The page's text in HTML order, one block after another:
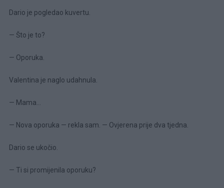
Dario je pogledao kuvertu.
— Što je to?
— Oporuka.
Valentina je naglo udahnula.
— Mama…
— Nova oporuka — rekla sam. — Ovjerena prije dva tjedna.
Dario se ukočio.
— Ti si promijenila oporuku?